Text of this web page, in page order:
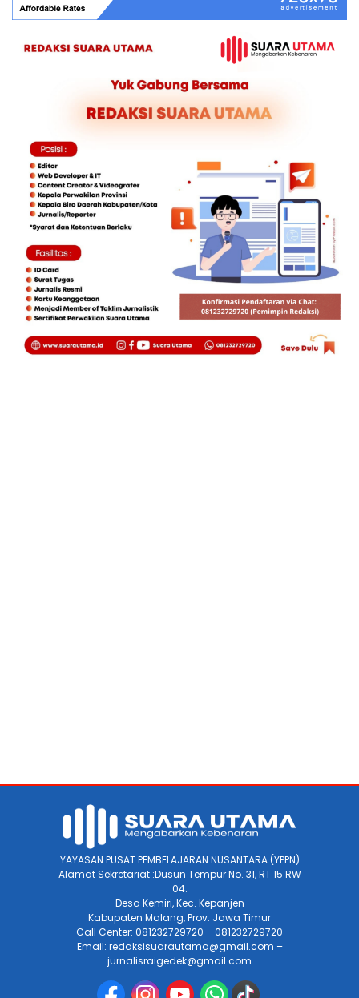
YAYASAN PUSAT PEMBELAJARAN NUSANTARA (YPPN)
Alamat Sekretariat :Dusun Tempur No. 31, RT 15 RW
04.
Desa Kemiri, Kec. Kepanjen
Kabupaten Malang, Prov. Jawa Timur
Call Center: 081232729720 – 081232729720
Email: redaksisuarautama@gmail.com –
jurnalisraigedek@gmail.com